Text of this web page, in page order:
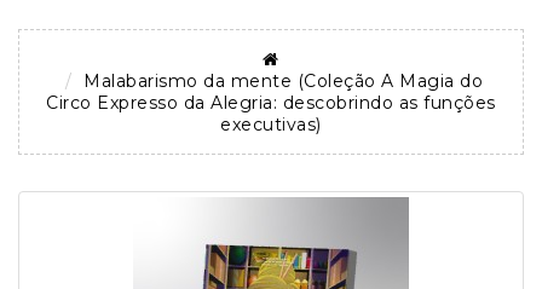
Malabarismo da mente (Coleção A Magia do
Circo Expresso da Alegria: descobrindo as funções
executivas)